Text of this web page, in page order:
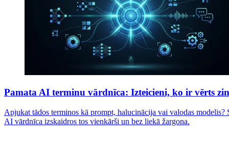
Pamata AI terminu vārdnīca: Izteicieni, ko ir vērts
Apjukat tādos terminos kā prompt, halucinācija vai valodas modelis?
AI vārdnīca izskaidros tos vienkārši un bez liekā žargona.